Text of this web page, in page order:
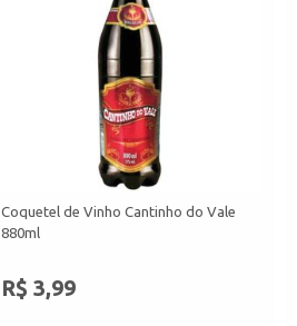
Coquetel de Vinho Cantinho do Vale
880ml
R$ 3,99